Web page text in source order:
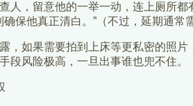
人，留意他的一举一动，连上厕所
确保他真正清白。”（不过，延期通常
如果需要拍到上床等更私密的照片
段风险极高，一旦出事谁也兜不住。